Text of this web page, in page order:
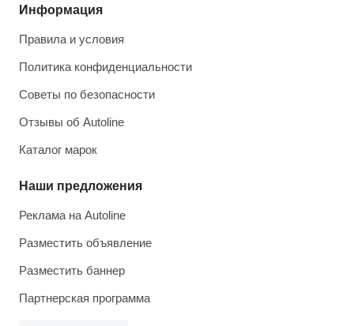
Информация
Правила и условия
Политика конфиденциальности
Советы по безопасности
Отзывы об Autoline
Каталог марок
Наши предложения
Реклама на Autoline
Разместить объявление
Разместить баннер
Партнерская программа